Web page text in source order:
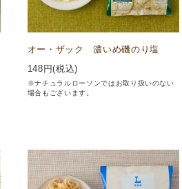
オー・ザック 濃いめ磯のり塩
148 円(税込)
※ナチュラルローソンではお取り扱いのない
場合もございます。